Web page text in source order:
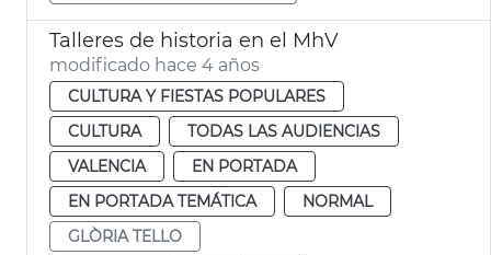
Talleres de historia en el MhV
modificado hace 4 años
CULTURA Y FIESTAS POPULARES
CULTURA
TODAS LAS AUDIENCIAS
VALENCIA
EN PORTADA
EN PORTADA TEMÁTICA
NORMAL
GLÒRIA TELLO